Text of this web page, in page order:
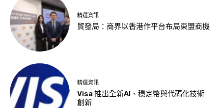
精選資訊
貿發局：商界以香港作平台布局東盟商機
精選資訊
Visa 推出全新AI、穩定幣與代碼化技術
創新